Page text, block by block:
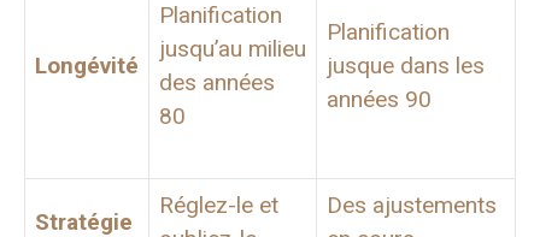
Longévité
Planification
jusqu’au milieu
des années
80
Planification
jusque dans les
années 90
Stratégie
Réglez-le et
Des ajustements